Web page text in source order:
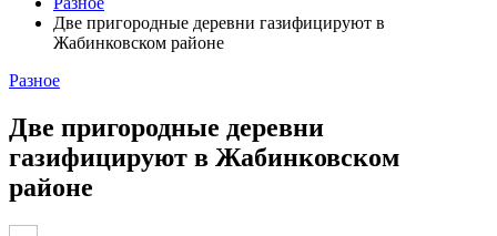
Две пригородные деревни газифицируют в
Жабинковском районе
Разное
Две пригородные деревни
газифицируют в Жабинковском
районе